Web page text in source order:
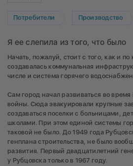
Потребители Производство
Я ее слепила из того, что было
Начать, пожалуй, стоит с того, как и
создавалась коммунальная
числе и система горячего
Сам город начал развиваться во
войны. Сюда эвакуировали крупные
создаваться поселки с больницами,
школами. При этом единой системы
таковой не было. До 1949 года
генплана строительства, не было
развития. Первый двадцатилетний
у Рубцовска только в 1967 году.